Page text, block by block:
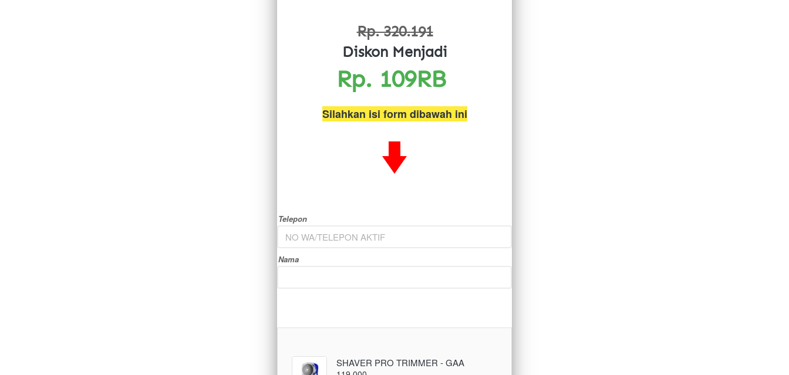
Rp. 320.191
Diskon Menjadi
Rp. 109RB
Silahkan isi form dibawah ini
Telepon
Nama
SHAVER PRO TRIMMER - GAA